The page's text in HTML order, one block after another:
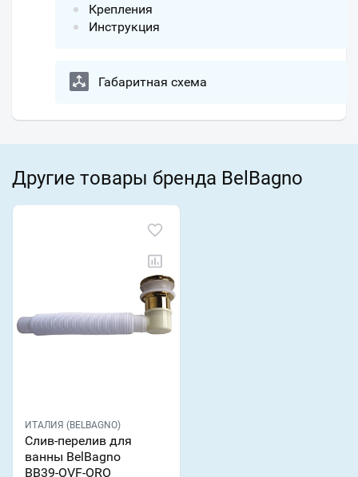
Крепления
Инструкция
Габаритная схема
Другие товары бренда BelBagno
ИТАЛИЯ (BELBAGNO)
Слив-перелив для
ванны BelBagno
BB39-OVF-ORO